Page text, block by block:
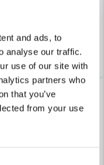
and ads, to
analyse our traffic.
use of our site with
partners who
that you’ve
from your use
Köp